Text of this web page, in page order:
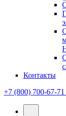
Контакты
+7 (800) 700-67-71